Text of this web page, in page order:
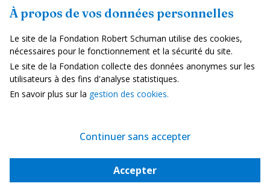
À propos de vos données personnelles
Le site de la Fondation Robert Schuman utilise des cookies,
nécessaires pour le fonctionnement et la sécurité du site.
Le site de la Fondation collecte des données anonymes sur les
utilisateurs à des fins d'analyse statistiques.
En savoir plus sur la gestion des cookies.
Continuer sans accepter
Accepter
militaires